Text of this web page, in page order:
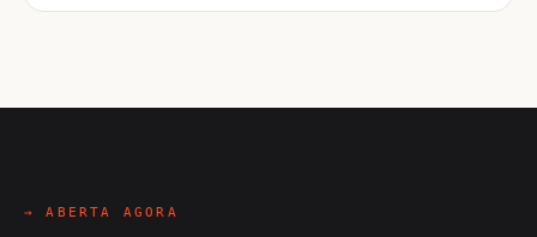
→ ABERTA AGORA